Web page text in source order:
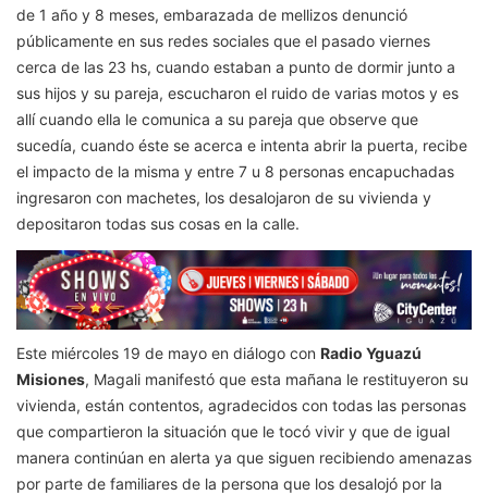
de 1 año y 8 meses, embarazada de mellizos denunció
públicamente en sus redes sociales que el pasado viernes
cerca de las 23 hs, cuando estaban a punto de dormir junto a
sus hijos y su pareja, escucharon el ruido de varias motos y es
allí cuando ella le comunica a su pareja que observe que
sucedía, cuando éste se acerca e intenta abrir la puerta, recibe
el impacto de la misma y entre 7 u 8 personas encapuchadas
ingresaron con machetes, los desalojaron de su vivienda y
depositaron todas sus cosas en la calle.
Este miércoles 19 de mayo en diálogo con Radio Yguazú
Misiones, Magali manifestó que esta mañana le restituyeron su
vivienda, están contentos, agradecidos con todas las personas
que compartieron la situación que le tocó vivir y que de igual
manera continúan en alerta ya que siguen recibiendo amenazas
por parte de familiares de la persona que los desalojó por la